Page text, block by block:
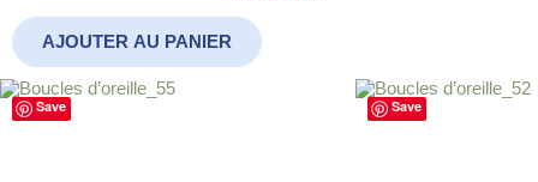
d’oreille_162
AJOUTER AU PANIER
Save Save